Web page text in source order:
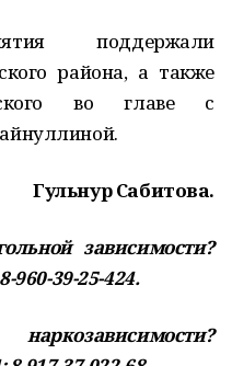
поддержали
района, а также
во главе с
Гульнур Сабитова.
зависимости?
960-39-25-424.